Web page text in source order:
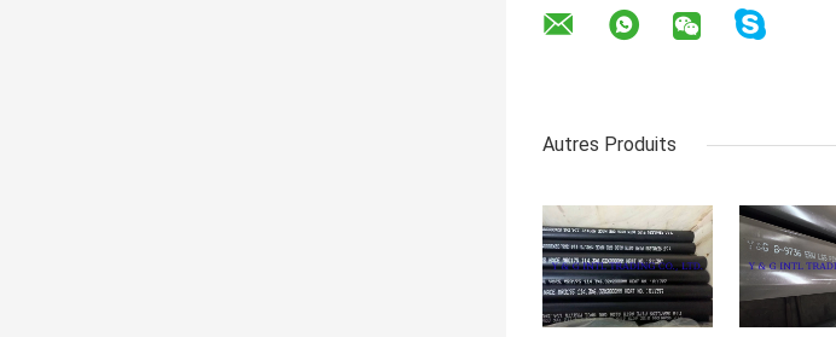
Autres Produits